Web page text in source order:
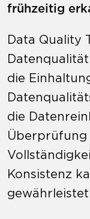
frühzeitig
Data Quality
die
die
Überprüfung
Konsistenz